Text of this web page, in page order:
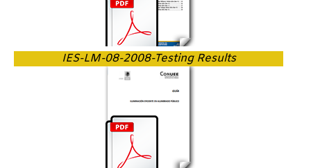
IES-LM-08-2008-Testing Results